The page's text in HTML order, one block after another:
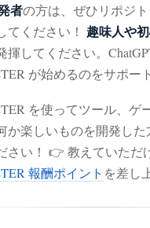
者の方は、ぜひリポジ
てください！ 趣味人や
揮してください。
が始めるのをサポー
を使ってツール、ゲ
か楽しいものを開発し
さい！ 👉 教えていただ
報酬ポイント を差し